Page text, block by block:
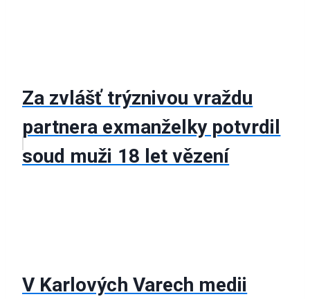
Za zvlášť trýznivou vraždu
partnera exmanželky potvrdil
soud muži 18 let vězení
V Karlových Varech medii